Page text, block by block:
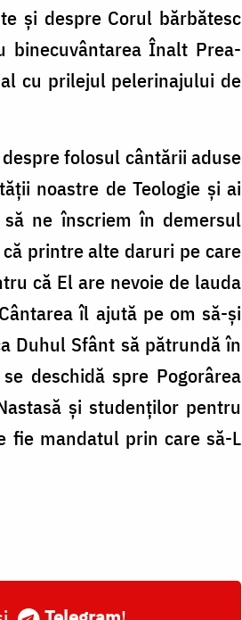
și despre Corul bărbătesc
binecuvântarea Înalt Prea­
cu prilejul pelerinajului de
folosul cântării aduse
noastre de Teologie și ai
ne înscri­em în demersul
printre alte da­ruri pe care
că El are nevoie de lau­da
îl ajută pe om să-și
Du­hul Sfânt să pătrundă în
des­chidă spre Pogorârea
și studenților pentru
fie mandatul prin care să-L